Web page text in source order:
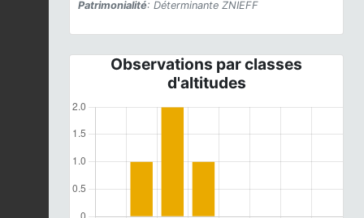
Patrimonialité: Déterminante ZNIEFF
Observations par classes
d'altitudes